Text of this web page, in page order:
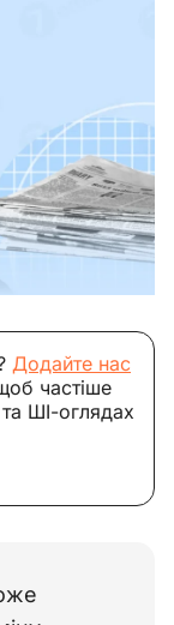
Додайте нас
частіше
ШІ-оглядах